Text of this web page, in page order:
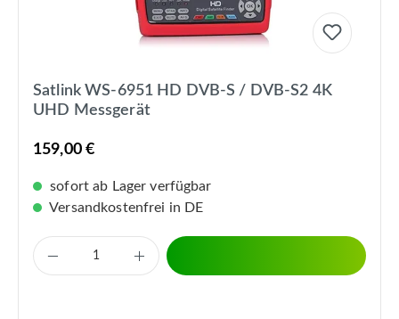
Satlink WS-6951 HD DVB-S / DVB-S2 4K
UHD Messgerät
159,00 €
sofort ab Lager verfügbar
Versandkostenfrei in DE